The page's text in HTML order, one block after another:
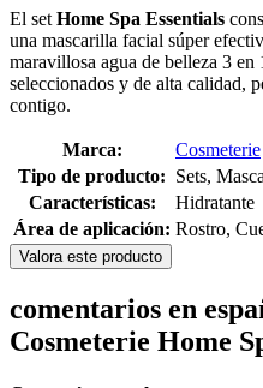
El set Home Spa Essentials
una mascarilla facial súper
maravillosa agua de belleza 3
seleccionados y de alta calidad,
contigo.
Marca:
Cosmeterie
Tipo de producto: Sets,
Características:
Hidratante
Área de aplicación: Rostro,
Valora este producto
comentarios en
Cosmeterie Home